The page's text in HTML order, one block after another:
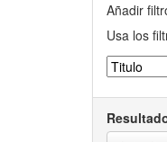
Añadir
Usa los